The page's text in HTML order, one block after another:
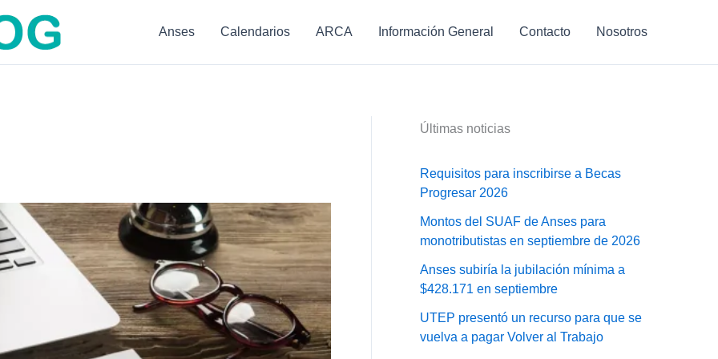
Anses Calendarios ARCA Información General Contacto Nosotros
Últimas noticias
Requisitos para inscribirse a Becas
Progresar 2026
Montos del SUAF de Anses para
monotributistas en septiembre de 2026
Anses subiría la jubilación mínima a
$428.171 en septiembre
UTEP presentó un recurso para que se
vuelva a pagar Volver al Trabajo